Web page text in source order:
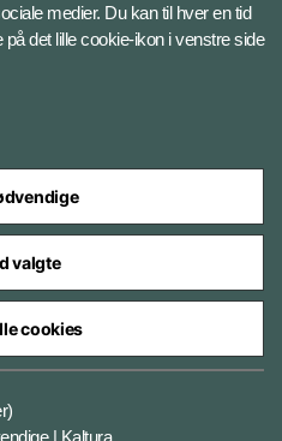
under Forsvarsministeriet
medier. Du kan til hver en tid
det lille cookie-ikon i venstre side
valgte
cookies
| Kaltura